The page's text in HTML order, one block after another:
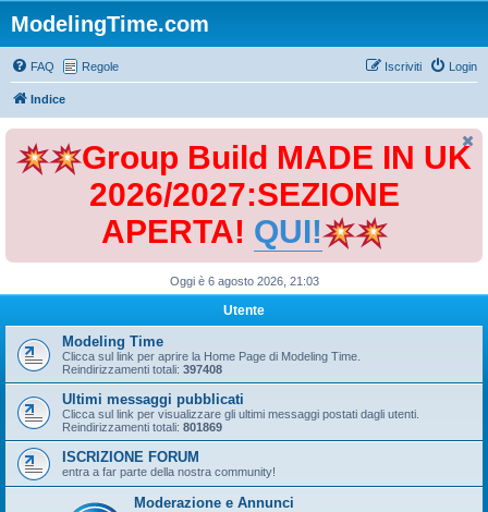
ModelingTime.com
FAQ Regole Login
Iscriviti
Indice
Group Build MADE IN UK
2026/2027:SEZIONE
APERTA! QUI!
Oggi è 6 agosto 2026, 21:03
Utente
Modeling Time
Clicca sul link per aprire la Home Page di Modeling Time.
Reindirizzamenti totali: 397408
Ultimi messaggi pubblicati
Clicca sul link per visualizzare gli ultimi messaggi postati dagli utenti.
Reindirizzamenti totali: 801869
ISCRIZIONE FORUM
entra a far parte della nostra community!
Moderazione e Annunci